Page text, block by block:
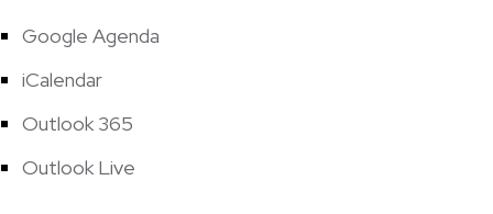
Google Agenda
iCalendar
Outlook 365
Outlook Live